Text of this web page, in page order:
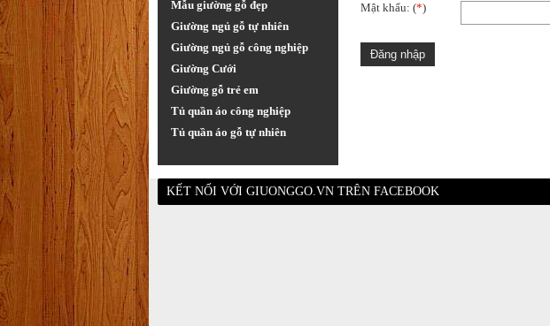
Mẫu giường gỗ đẹp
Giường ngủ gỗ tự nhiên
Giường ngủ gỗ công nghiệp
Giường Cưới
Giường gỗ trẻ em
Tủ quần áo công nghiệp
Tủ quần áo gỗ tự nhiên
Mật khẩu: (*)
KẾT NỐI VỚI GIUONGGO.VN TRÊN FACEBOOK